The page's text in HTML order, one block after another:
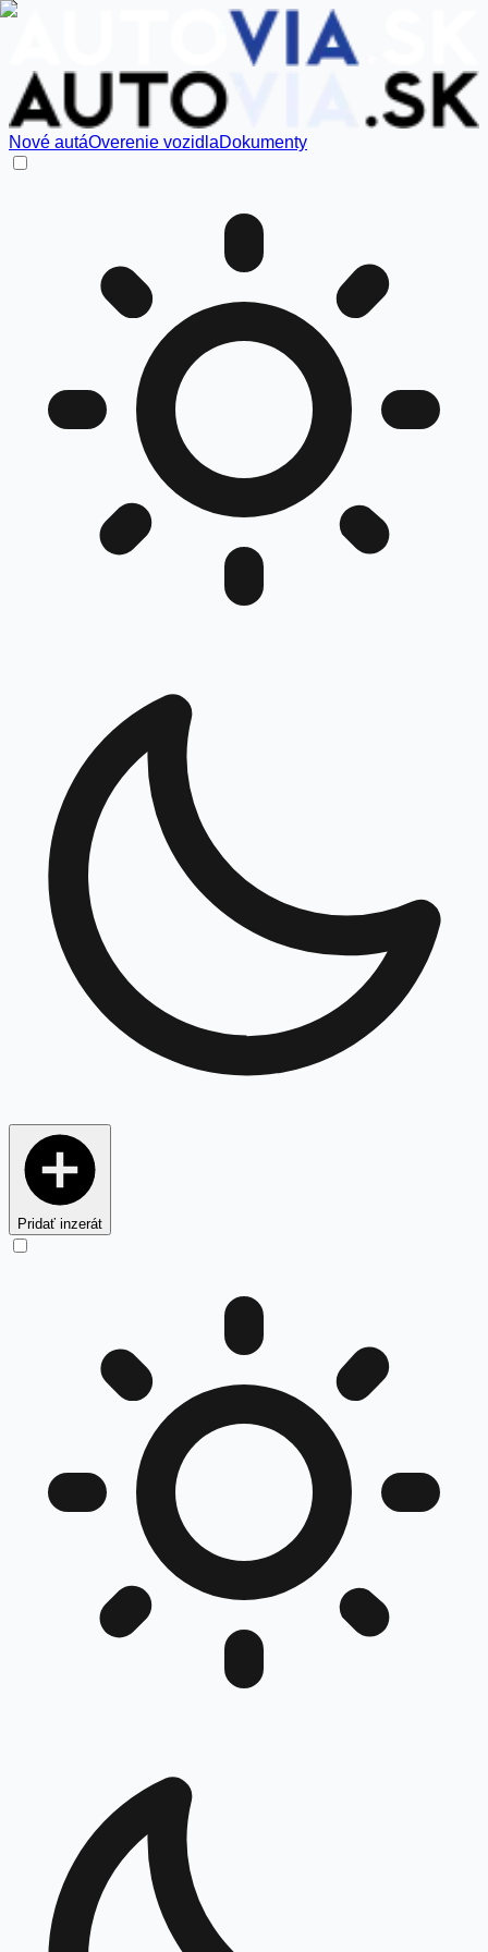
Nové autáOverenie vozidlaDokumenty
Pridať inzerát